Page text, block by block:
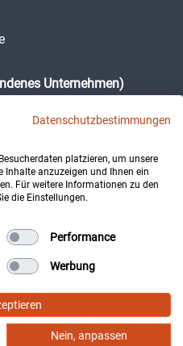
Unternehmen)
Datenschutzbestimmungen
platzieren, um unsere
Inhalte anzuzeigen und Ihnen ein
Für weitere Informationen zu den
die Einstellungen.
Performance
Werbung
Nein, anpassen